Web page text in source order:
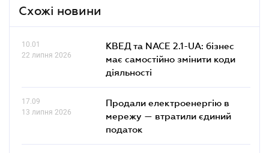
Схожі новини
10.01
22 липня 2026
КВЕД та NACE 2.1-UA: бізнес
має самостійно змінити коди
діяльності
17.09
13 липня 2026
Продали електроенергію в
мережу — втратили єдиний
податок